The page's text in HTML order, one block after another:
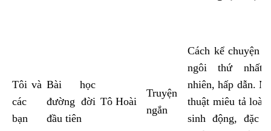
Tôi và
các
bạn
Bài học
đường đời
đầu tiên
Tô Hoài
Truyện
ngắn
Cách kể chuyện
ngôi thứ nhất
nhiên, hấp dẫn.
thuật miêu tả loài
sinh động, đặc